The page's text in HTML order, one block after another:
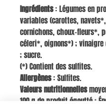
Ingrédients: Légumes en
variables (carottes, navets*,
cornichons, choux-fleurs*,
céleri*, oignons*) ; vinaigre
; sucre.
(*) Contient des sulfites.
Allergènes: Sulfites.
Valeurs nutritionnelles
100 g de produit égoutté :